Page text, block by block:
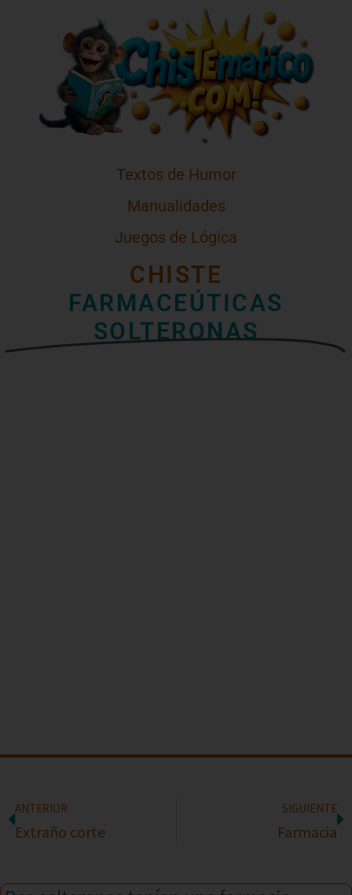
Textos de Humor
Manualidades
Juegos de Lógica
CHISTE
FARMACEÚTICAS
SOLTERONAS
ANTERIOR
Extraño corte
SIGUIENTE
Farmacia